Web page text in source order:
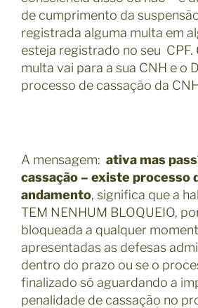
de cumprimento da
registrada alguma multa em
esteja registrado no seu CPF.
multa vai para a sua CNH e o
processo de cassação da
A mensagem: ativa mas
cassação – existe processo
andamento, significa que a
TEM NENHUM BLOQUEIO,
bloqueada a qualquer
apresentadas as defesas
dentro do prazo ou se o
finalizado só aguardando a
penalidade de cassação no